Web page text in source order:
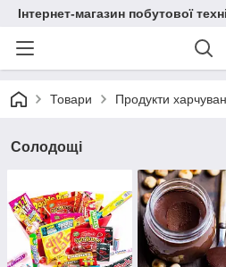
Інтернет-магазин побутової
Товари Продукти
Солодощі